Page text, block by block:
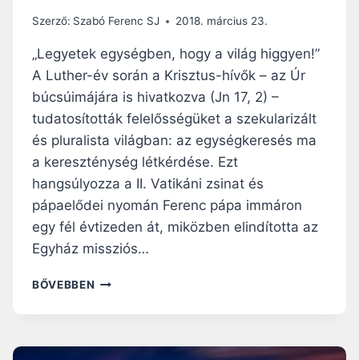
Szerző: Szabó Ferenc SJ 2018. március 23.
„Legyetek egységben, hogy a világ higgyen!”
A Luther-év során a Krisztus-hívők – az Úr
búcsúimájára is hivatkozva (Jn 17, 2) –
tudatosították felelősségüket a szekularizált
és pluralista világban: az egységkeresés ma
a kereszténység létkérdése. Ezt
hangsúlyozza a II. Vatikáni zsinat és
pápaelődei nyomán Ferenc pápa immáron
egy fél évtizeden át, miközben elindította az
Egyház missziós…
BŐVEBBEN AZ
JÖVŐJE